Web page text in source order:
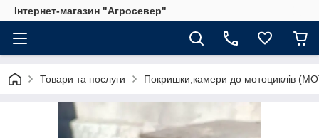
Інтернет-магазин "Агросевер"
Товари та послуги Покришки,камери до мотоциклів